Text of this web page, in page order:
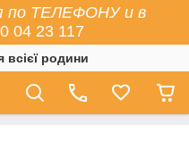
по ТЕЛЕФОНУ и в
04 23 117
всієї родини